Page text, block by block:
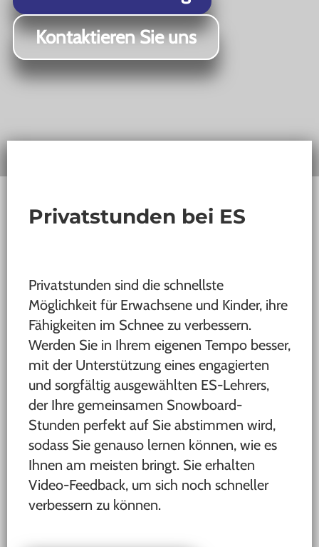
Kontaktieren Sie uns
Privatstunden bei ES
Privatstunden sind die schnellste
Möglichkeit für Erwachsene und Kinder, ihre
Fähigkeiten im Schnee zu verbessern.
Werden Sie in Ihrem eigenen Tempo besser,
mit der Unterstützung eines engagierten
und sorgfältig ausgewählten ES-Lehrers,
der Ihre gemeinsamen Snowboard-
Stunden perfekt auf Sie abstimmen wird,
sodass Sie genauso lernen können, wie es
Ihnen am meisten bringt. Sie erhalten
Video-Feedback, um sich noch schneller
verbessern zu können.